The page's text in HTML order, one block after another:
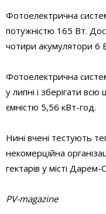
Фотоелектрична
потужністю 165 Вт.
чотири акумулятори 6
Фотоелектрична
у липні і зберігати
ємністю 5,56 кВт-год.
Нині вчені тестують
некомерційна
гектарів у місті Дарем-
PV-magazine